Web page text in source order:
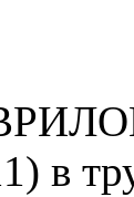
в